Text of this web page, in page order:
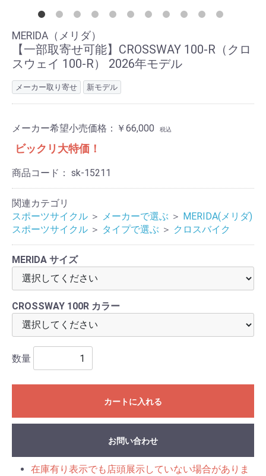
MERIDA（メリダ）
【一部取寄せ可能】CROSSWAY 100-R（クロ
スウェイ 100-R） 2026年モデル
メーカー取り寄せ 新モデル
メーカー希望小売価格： ￥66,000 税込
ビックリ大特価！
商品コード： sk-15211
関連カテゴリ
スポーツサイクル ＞ メーカーで選ぶ ＞ MERIDA(メリダ)
スポーツサイクル ＞ タイプで選ぶ ＞ クロスバイク
MERIDA サイズ
CROSSWAY 100R カラー
数量
カートに入れる
お問い合わせ
在庫有り表示でも店頭展示していない場合がありま